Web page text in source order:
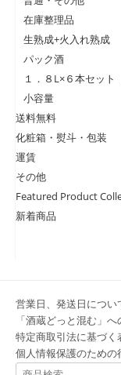
在庫整理品
生熟成+火入れ熟成
パック酒
１．８L×６本セット
小容量
送料無料
化粧箱・熨斗・包装
運賃
その他
Featured Product
新着商品
営業日、発送日につい
「酒蔵どっと混む」へ
特定商取引法に基づく
個人情報保護のための
検